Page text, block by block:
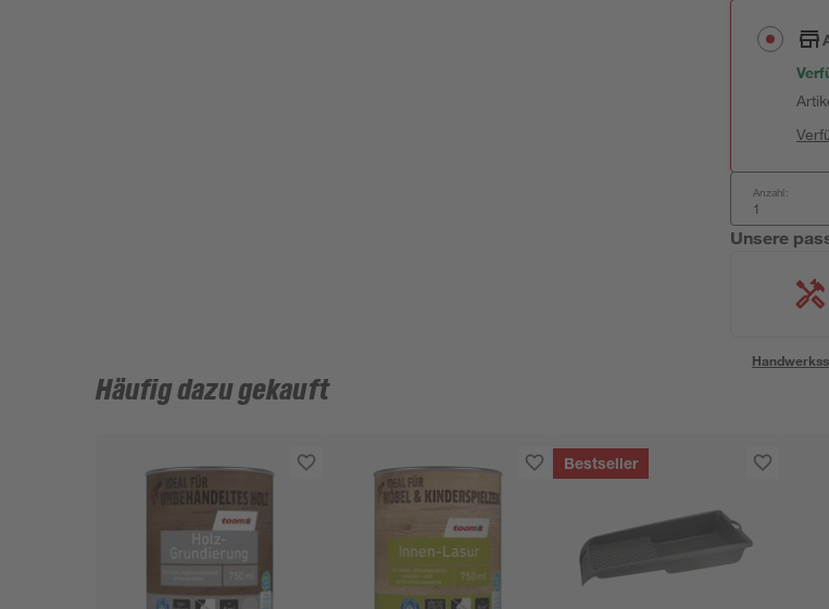
Anzahl:
Unsere
Häufig dazu gekauft
Bestseller